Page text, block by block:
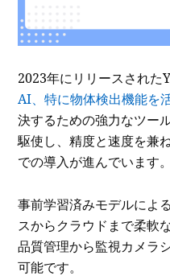
2023年にリリースされた
AI、特に物体検出機能を
決するための強力なツー
駆使し、精度と速度を兼
での導入が進んでいます。
事前学習済みモデルによ
スからクラウドまで柔軟
品質管理から監視カメラ
可能です。